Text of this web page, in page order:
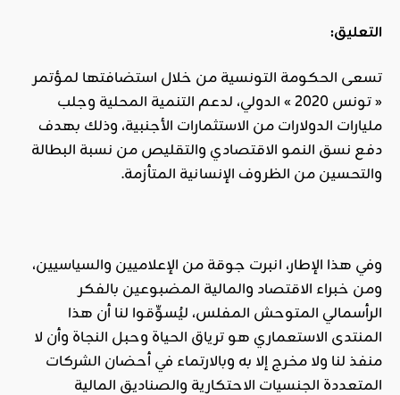
التعليق:
تسعى الحكومة التونسية من خلال استضافتها لمؤتمر
« تونس 2020 » الدولي، لدعم التنمية المحلية وجلب
مليارات الدولارات من الاستثمارات الأجنبية، وذلك بهدف
دفع نسق النمو الاقتصادي والتقليص من نسبة البطالة
والتحسين من الظروف الإنسانية المتأزمة.
وفي هذا الإطار، انبرت جوقة من الإعلاميين والسياسيين،
ومن خبراء الاقتصاد والمالية المضبوعين بالفكر
الرأسمالي المتوحش المفلس، ليُسوِّقوا لنا أن هذا
المنتدى الاستعماري هو ترياق الحياة وحبل النجاة وأن لا
منفذ لنا ولا مخرج إلا به وبالارتماء في أحضان الشركات
المتعددة الجنسيات الاحتكارية والصناديق المالية